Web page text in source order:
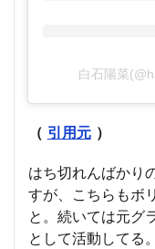
白石陽菜
（ 引用元 ）
はち切れんばかり
すが、こちらもボ
と。続いては元グ
として活動してる